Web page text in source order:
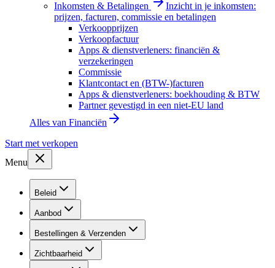
Inkomsten & Betalingen
Inzicht in je inkomsten:
prijzen, facturen, commissie en betalingen
Verkoopprijzen
Verkoopfactuur
Apps & dienstverleners: financiën &
verzekeringen
Commissie
Klantcontact en (BTW-)facturen
Apps & dienstverleners: boekhouding & BTW
Partner gevestigd in een niet-EU land
Alles van Financiën
Start met verkopen
Menu
Beleid
Aanbod
Bestellingen & Verzenden
Zichtbaarheid